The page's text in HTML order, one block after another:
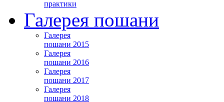
практики
Галерея пошани
Галерея
пошани 2015
Галерея
пошани 2016
Галерея
пошани 2017
Галерея
пошани 2018